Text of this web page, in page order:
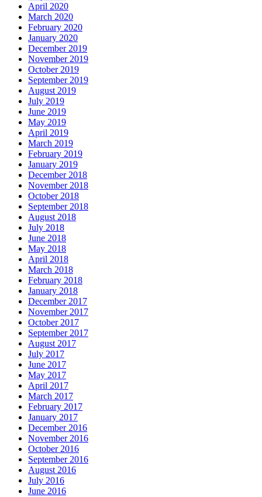
April 2020
March 2020
February 2020
January 2020
December 2019
November 2019
October 2019
September 2019
August 2019
July 2019
June 2019
May 2019
April 2019
March 2019
February 2019
January 2019
December 2018
November 2018
October 2018
September 2018
August 2018
July 2018
June 2018
May 2018
April 2018
March 2018
February 2018
January 2018
December 2017
November 2017
October 2017
September 2017
August 2017
July 2017
June 2017
May 2017
April 2017
March 2017
February 2017
January 2017
December 2016
November 2016
October 2016
September 2016
August 2016
July 2016
June 2016